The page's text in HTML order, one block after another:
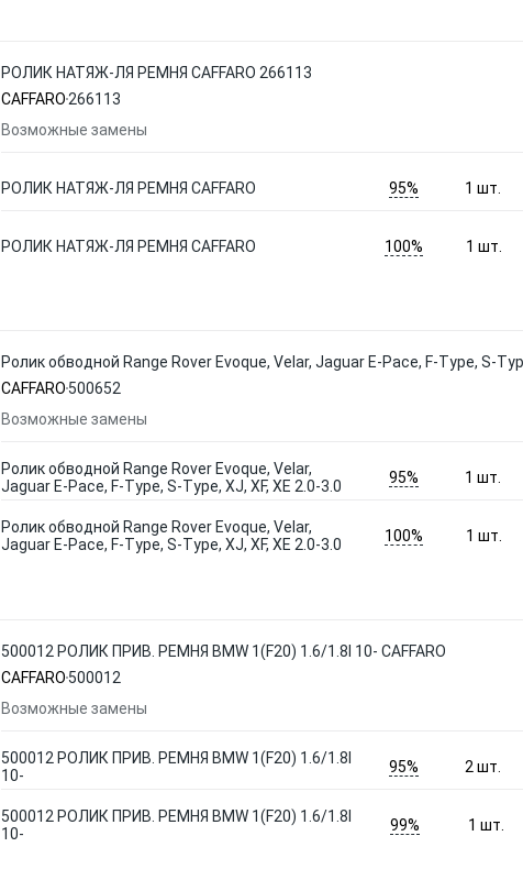
РОЛИК НАТЯЖ-ЛЯ РЕМНЯ CAFFARO 266113
CAFFARO 266113
Возможные замены
РОЛИК НАТЯЖ-ЛЯ РЕМНЯ CAFFARO 95% 1 шт.
РОЛИК НАТЯЖ-ЛЯ РЕМНЯ CAFFARO 100% 1шт.
Ролик обводной Range Rover Evoque, Velar, Jaguar E-Pace, F-Type, S-
CAFFARO 500652
Возможные замены
Ролик обводной Range Rover Evoque, Velar,
Jaguar E-Pace, F-Type, S-Type, XJ, XF, XE 2.0-3.0
95% 1 шт.
Ролик обводной Range Rover Evoque, Velar,
Jaguar E-Pace, F-Type, S-Type, XJ, XF, XE 2.0-3.0
100% 1шт.
500012 РОЛИК ПРИВ. РЕМНЯ BMW 1(F20) 1.6/1.8I 10- CAFFARO
CAFFARO 500012
Возможные замены
500012 РОЛИК ПРИВ. РЕМНЯ BMW 1(F20) 1.6/1.8I
10-
95% 2 шт.
500012 РОЛИК ПРИВ. РЕМНЯ BMW 1(F20) 1.6/1.8I
10-
99% 1шт.